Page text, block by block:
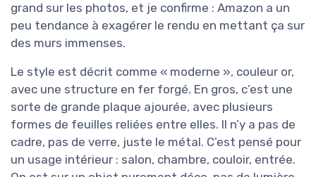
grand sur les photos, et je confirme : Amazon a un
peu tendance à exagérer le rendu en mettant ça sur
des murs immenses.
Le style est décrit comme « moderne », couleur or,
avec une structure en fer forgé. En gros, c’est une
sorte de grande plaque ajourée, avec plusieurs
formes de feuilles reliées entre elles. Il n’y a pas de
cadre, pas de verre, juste le métal. C’est pensé pour
un usage intérieur : salon, chambre, couloir, entrée.